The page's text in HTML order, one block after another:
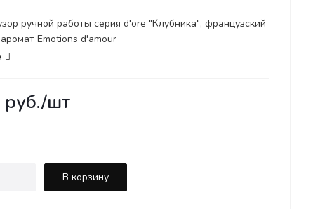
ручной работы серия d'ore "Клубника", французский
Emotions d'amour
руб./шт
В корзину